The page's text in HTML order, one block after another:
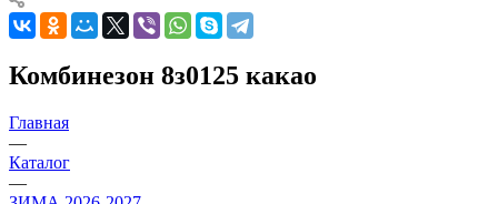
Комбинезон 8з0125 какао
Главная
—
Каталог
—